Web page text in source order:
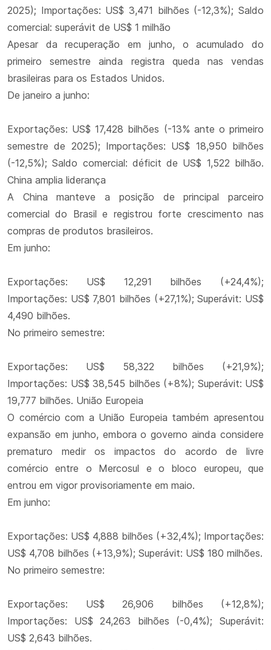
2025); Importações: US$ 3,471 bilhões (-12,3%); Saldo
comercial: superávit de US$ 1 milhão
Apesar da recuperação em junho, o acumulado do
primeiro semestre ainda registra queda nas vendas
brasileiras para os Estados Unidos.
De janeiro a junho:
Exportações: US$ 17,428 bilhões (-13% ante o primeiro
semestre de 2025); Importações: US$ 18,950 bilhões
(-12,5%); Saldo comercial: déficit de US$ 1,522 bilhão.
China amplia liderança
A China manteve a posição de principal parceiro
comercial do Brasil e registrou forte crescimento nas
compras de produtos brasileiros.
Em junho:
Exportações: US$ 12,291 bilhões (+24,4%);
Importações: US$ 7,801 bilhões (+27,1%); Superávit: US$
4,490 bilhões.
No primeiro semestre:
Exportações: US$ 58,322 bilhões (+21,9%);
Importações: US$ 38,545 bilhões (+8%); Superávit: US$
19,777 bilhões. União Europeia
O comércio com a União Europeia também apresentou
expansão em junho, embora o governo ainda considere
prematuro medir os impactos do acordo de livre
comércio entre o Mercosul e o bloco europeu, que
entrou em vigor provisoriamente em maio.
Em junho:
Exportações: US$ 4,888 bilhões (+32,4%); Importações:
US$ 4,708 bilhões (+13,9%); Superávit: US$ 180 milhões.
No primeiro semestre:
Exportações: US$ 26,906 bilhões (+12,8%);
Importações: US$ 24,263 bilhões (-0,4%); Superávit:
US$ 2,643 bilhões.